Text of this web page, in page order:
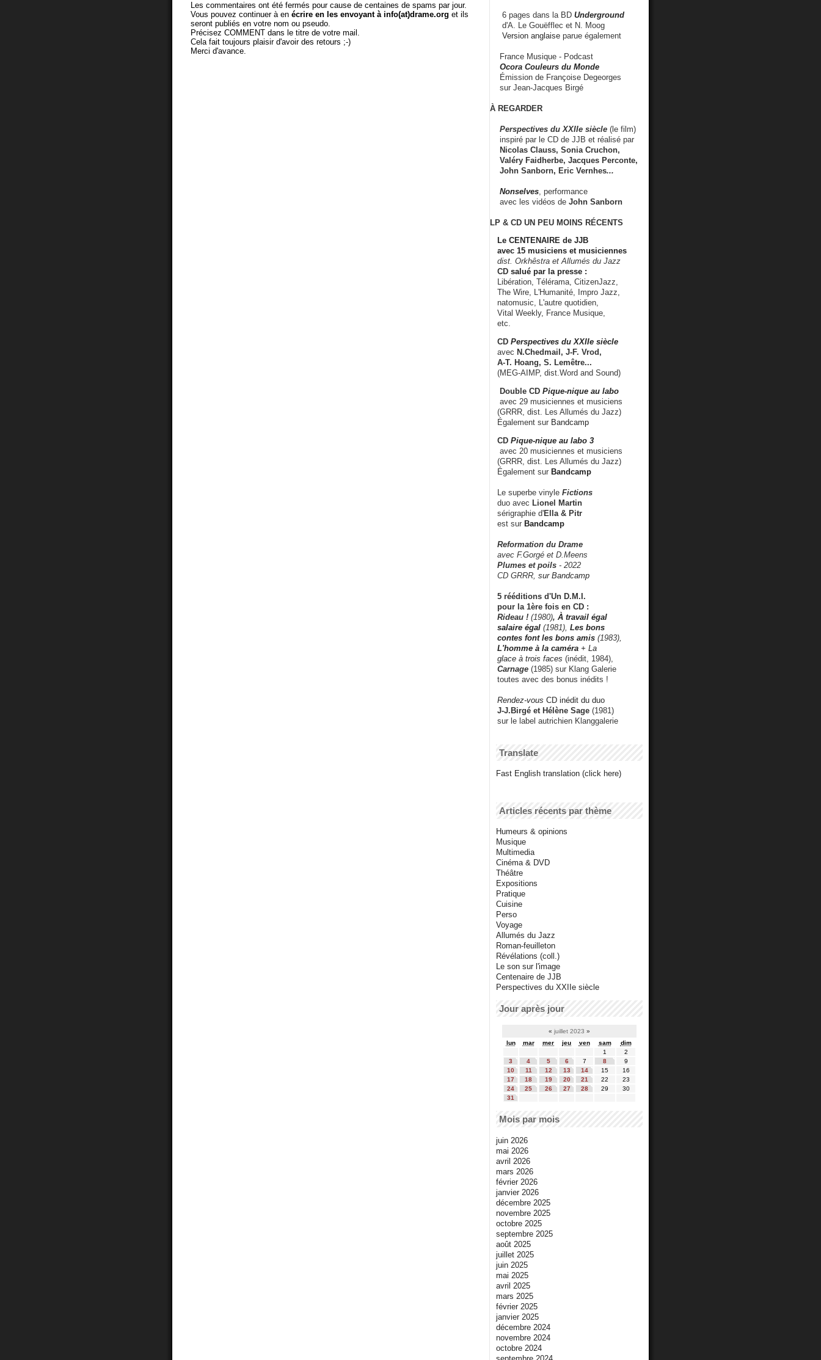
Les commentaires ont été fermés pour cause de centaines de spams par jour.
Vous pouvez continuer à en écrire en les envoyant à info(at)drame.org et ils
seront publiés en votre nom ou pseudo.
Précisez COMMENT dans le titre de votre mail.
Cela fait toujours plaisir d'avoir des retours ;-)
Merci d'avance.
6 pages dans la BD Underground
d'A. Le Gouëfflec et N. Moog
Version anglaise parue également
France Musique - Podcast
Ocora Couleurs du Monde
Émission de Françoise Degeorges
sur Jean-Jacques Birgé
À REGARDER
Perspectives du XXIIe siècle (le film)
inspiré par le CD de JJB et réalisé par
Nicolas Clauss, Sonia Cruchon,
Valéry Faidherbe, Jacques Perconte,
John Sanborn, Eric Vernhes...
Nonselves , performance
avec les vidéos de John Sanborn
LP & CD UN PEU MOINS RÉCENTS
Le CENTENAIRE de JJB
avec 15 musiciens et musiciennes
dist. Orkhêstra et Allumés du Jazz
CD salué par la presse :
Libération, Télérama, CitizenJazz,
The Wire, L'Humanité, Impro Jazz,
natomusic, L'autre quotidien,
Vital Weekly, France Musique,
etc.
CD Perspectives du XXIIe siècle
avec N.Chedmail, J-F. Vrod,
A-T. Hoang, S. Lemêtre...
(MEG-AIMP, dist.Word and Sound)
Double CD Pique-nique au labo
avec 29 musiciennes et musiciens
(GRRR, dist. Les Allumés du Jazz)
Également sur Bandcamp
CD Pique-nique au labo 3
avec 20 musiciennes et musiciens
(GRRR, dist. Les Allumés du Jazz)
Également sur Bandcamp
Le superbe vinyle Fictions
duo avec Lionel Martin
sérigraphie d'Ella & Pitr
est sur Bandcamp
Reformation du Drame
avec F.Gorgé et D.Meens
Plumes et poils - 2022
CD GRRR, sur Bandcamp
5 rééditions d'Un D.M.I.
pour la 1ère fois en CD :
Rideau ! (1980), À travail égal
salaire égal (1981), Les bons
contes font les bons amis (1983),
L'homme à la caméra + La
glace à trois faces (inédit, 1984),
Carnage (1985) sur Klang Galerie
toutes avec des bonus inédits !
Rendez-vous CD inédit du duo
J-J.Birgé et Hélène Sage (1981)
sur le label autrichien Klanggalerie
Translate
Fast English translation (click here)
Articles récents par thème
Humeurs & opinions
Musique
Multimedia
Cinéma & DVD
Théâtre
Expositions
Pratique
Cuisine
Perso
Voyage
Allumés du Jazz
Roman-feuilleton
Révélations (coll.)
Le son sur l'image
Centenaire de JJB
Perspectives du XXIIe siècle
Jour après jour
« juillet 2023 »
lun
mar mer jeu ven sam
dim
1
2
3
4 5 6 7 8
9
10
11 12 13 14 15
16
17
18 19 20 21 22
23
24
25 26 27 28 29
30
31
Mois par mois
juin 2026
mai 2026
avril 2026
mars 2026
février 2026
janvier 2026
décembre 2025
novembre 2025
octobre 2025
septembre 2025
août 2025
juillet 2025
juin 2025
mai 2025
avril 2025
mars 2025
février 2025
janvier 2025
décembre 2024
novembre 2024
octobre 2024